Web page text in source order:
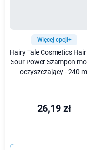
Więcej opcji+
Hairy Tale Cosmetics
Sour Power Szampon
oczyszczający - 240 ml
26,19 zł